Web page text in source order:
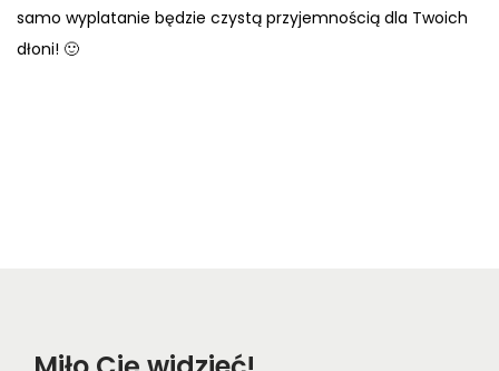
samo wyplatanie będzie czystą przyjemnością dla Twoich
dłoni! 🙂